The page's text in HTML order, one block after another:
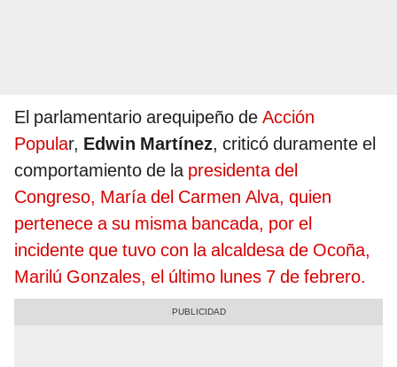
El parlamentario arequipeño de Acción
Popular, Edwin Martínez, criticó duramente el
comportamiento de la presidenta del
Congreso, María del Carmen Alva, quien
pertenece a su misma bancada, por el
incidente que tuvo con la alcaldesa de Ocoña,
Marilú Gonzales, el último lunes 7 de febrero.